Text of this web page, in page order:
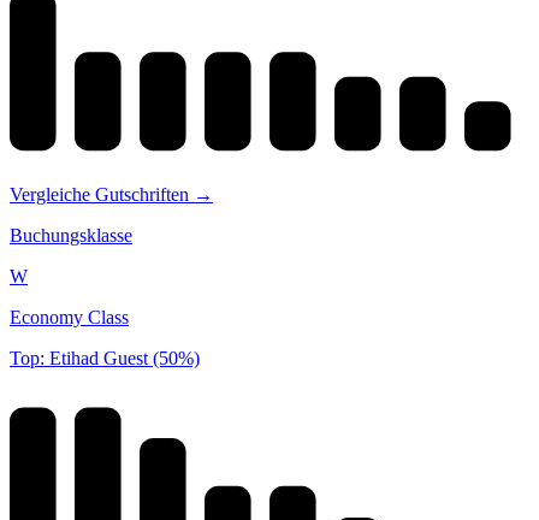
Vergleiche Gutschriften →
Buchungsklasse
W
Economy Class
Top: Etihad Guest (50%)